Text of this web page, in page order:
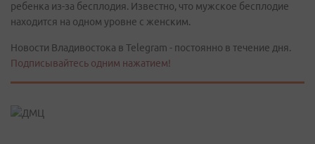
ребенка из-за бесплодия. Известно, что мужское бесплодие
находится на одном уровне с женским.
Новости Владивостока в Telegram - постоянно в течение дня.
Подписывайтесь одним нажатием!